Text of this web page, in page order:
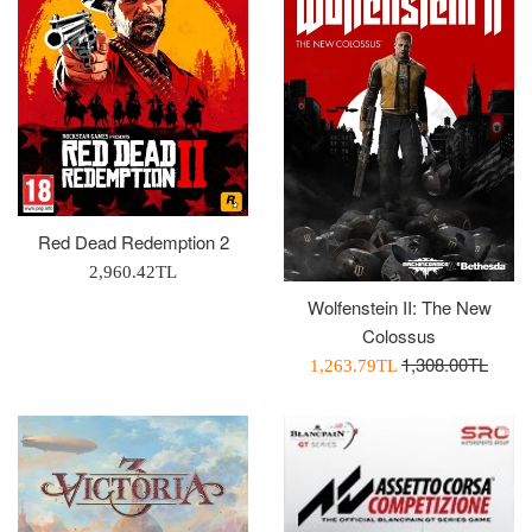
Red Dead Redemption 2
Normal
2,960.42TL
Wolfenstein II: The New
Colossus
İndirimli
1,263.79TLNormal
1,308.00TL